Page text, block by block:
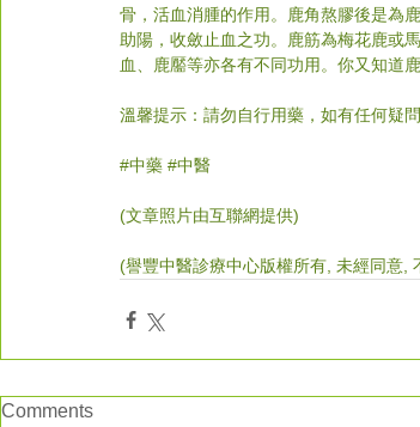
骨，活血消腫的作用。鹿角熬膠後是為
助陽，收斂止血之功。鹿筋為梅花鹿或
血、鹿靨等亦各有不同功用。你又知道
溫馨提示：請勿自行用藥，如有任何疑
#中藥 #中醫
(文章照片由互聯網提供)
(譽豐中醫診療中心版權所有, 未經同意,
Comments